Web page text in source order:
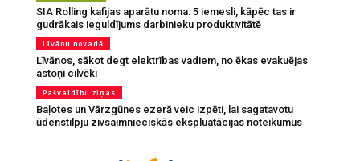
SIA Rolling kafijas aparātu noma: 5 iemesli, kāpēc tas ir
gudrākais ieguldījums darbinieku produktivitātē
Līvānu novadā
Līvānos, sākot degt elektrības vadiem, no ēkas evakuējas
astoņi cilvēki
Pašvaldību ziņas
Baļotes un Vārzgūnes ezerā veic izpēti, lai sagatavotu
ūdenstilpju zivsaimnieciskās ekspluatācijas noteikumus